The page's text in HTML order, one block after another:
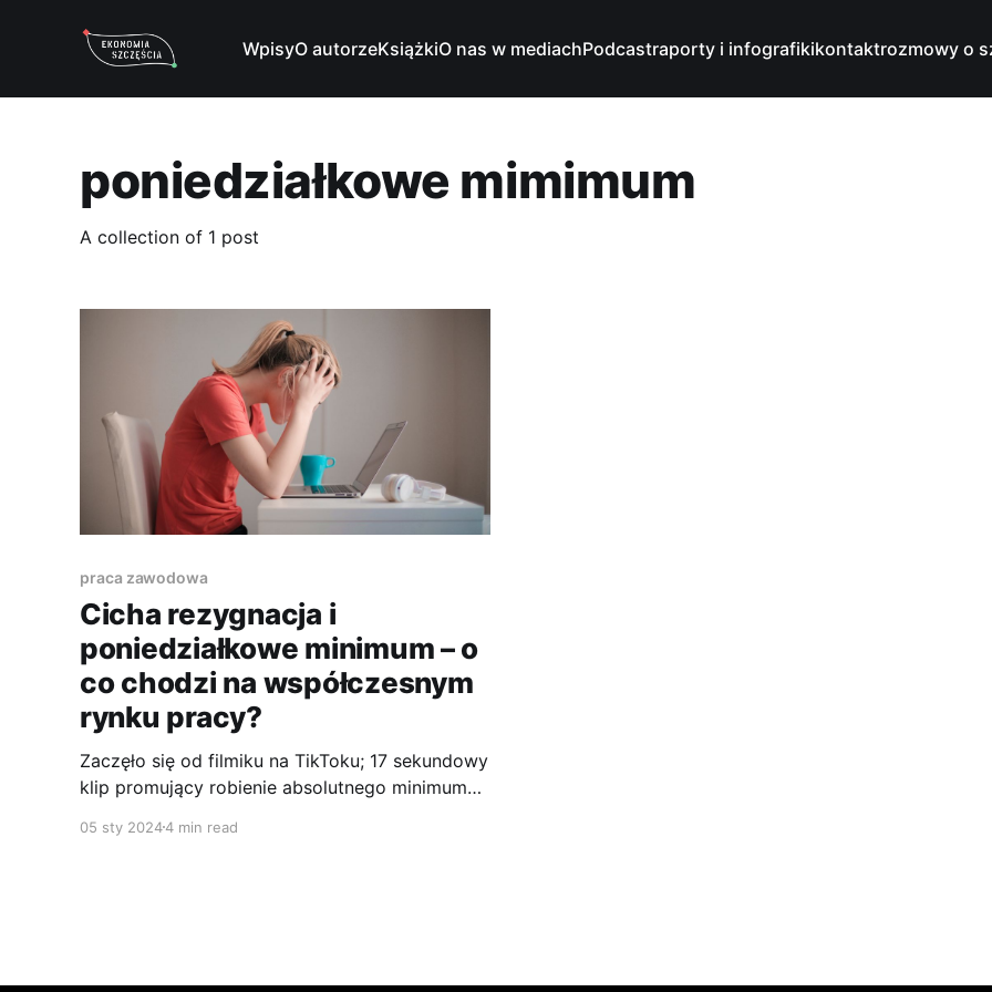
WpisyO autorzeKsiążkiO nas w mediachPodcastraporty i infografikikontaktrozmowy o
poniedziałkowe mimimum
A collection of 1 post
praca zawodowa
Cicha rezygnacja i
poniedziałkowe minimum – o
co chodzi na współczesnym
rynku pracy?
Zaczęło się od filmiku na TikToku; 17 sekundowy
klip promujący robienie absolutnego minimum
nowego, a konsekwencje podążania za trendem
05 sty 20244 min read